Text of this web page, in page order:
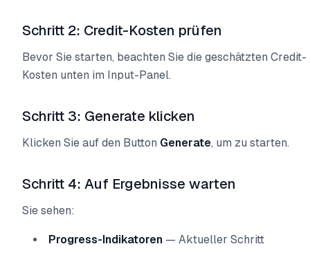
Schritt 2: Credit-Kosten prüfen
Bevor Sie starten, beachten Sie die geschätzten Credit-
Kosten unten im Input-Panel.
Schritt 3: Generate klicken
Klicken Sie auf den Button Generate, um zu starten.
Schritt 4: Auf Ergebnisse warten
Sie sehen:
Progress-Indikatoren — Aktueller Schritt